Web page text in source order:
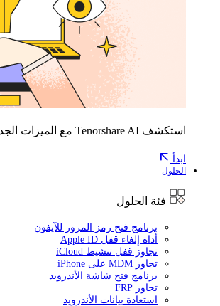
استكشف Tenorshare AI مع الميزات الجديدة المذهلة
ابدأ
الحلول
فئة الحلول
برنامج فتح رمز المرور للآيفون
أداة إلغاء قفل Apple ID
تجاوز قفل تنشيط iCloud
تجاوز MDM على iPhone
برنامج فتح شاشة الأندرويد
تجاوز FRP
استعادة بيانات الأندرويد